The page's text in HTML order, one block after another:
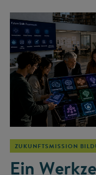
ZUKUNFTSMISSION
Ein